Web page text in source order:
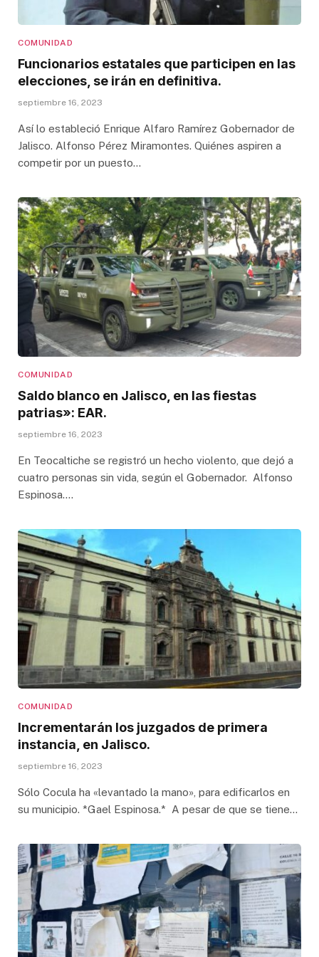
COMUNIDAD
Funcionarios estatales que participen en las
elecciones, se irán en definitiva.
septiembre 16, 2023
Así lo estableció Enrique Alfaro Ramírez Gobernador de
Jalisco. Alfonso Pérez Miramontes. Quiénes aspiren a
competir por un puesto…
COMUNIDAD
Saldo blanco en Jalisco, en las fiestas
patrias»: EAR.
septiembre 16, 2023
En Teocaltiche se registró un hecho violento, que dejó a
cuatro personas sin vida, según el Gobernador. Alfonso
Espinosa.…
COMUNIDAD
Incrementarán los juzgados de primera
instancia, en Jalisco.
septiembre 16, 2023
Sólo Cocula ha «levantado la mano», para edificarlos en
su municipio. *Gael Espinosa.* A pesar de que se tiene…